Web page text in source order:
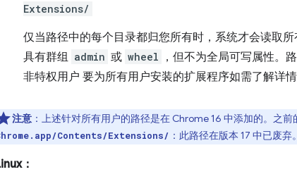
Extensions/
仅当路径中的每个目录都归您所有时，系统才会读取
具有群组 admin 或 wheel
，但不为全局可写属性。
非特权用户 要为所有用户安装的扩展程序如需了解详
注意 ：上述针对所有用户的路径是在 Chrome 16 中添加的。之前
Contents/Extensions/ ：此路径在版本 17 中已废
：